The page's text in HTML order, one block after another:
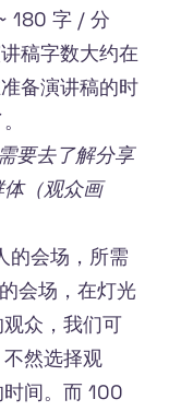
180 字 / 分
稿字数大约在
备演讲稿的时
要去了解分享
（观众画
的会场，所需
会场，在灯光
众，我们可
然选择观
间。而 100